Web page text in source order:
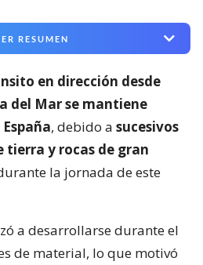
RESUMEN
en dirección desde
del Mar se mantiene
, debido a sucesivos
tierra y rocas de gran
la jornada de este
a desarrollarse durante el
de material, lo que motivó